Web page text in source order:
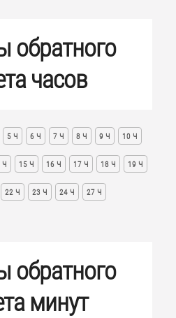
обратного
часов
5 Ч 6 Ч 7 Ч 8 Ч 9 Ч 10 Ч
Ч 15 Ч 16 Ч 17 Ч 18 Ч 19 Ч
22 Ч 23 Ч 24 Ч 27 Ч
обратного
минут